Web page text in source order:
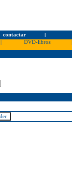
contactar l
DVD-libros